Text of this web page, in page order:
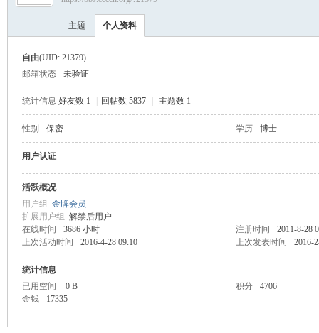
› ›
主题 个人资料
自由(UID: 21379)
邮箱状态
未验证
统计信息 好友数 1 回帖数 5837 主题数 1
性别 保密 学历 博士
用户认证
活跃概况
用户组 金牌会员
扩展用户组 解禁后用户
在线时间
3686 小时 注册时间
2011-8-28
上次活动时间
2016-4-28 09:10 上次发表时间 2016-
统计信息
已用空间
0 B 积分
4706
金钱
17335